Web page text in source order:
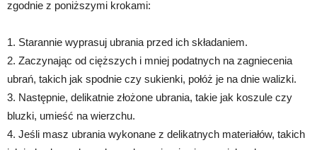
zgodnie z poniższymi krokami:
1. Starannie wyprasuj ubrania przed ich składaniem.
2. Zaczynając od cięższych i mniej podatnych na zagniecenia
ubrań, takich jak spodnie czy sukienki, połóż je na dnie walizki.
3. Następnie, delikatnie złożone ubrania, takie jak koszule czy
bluzki, umieść na wierzchu.
4. Jeśli masz ubrania wykonane z delikatnych materiałów, takich